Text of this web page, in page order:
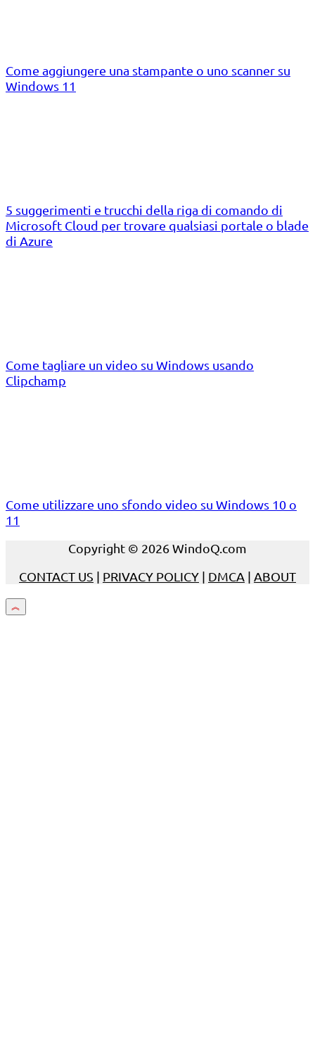
Come aggiungere una stampante o uno scanner su
Windows 11
5 suggerimenti e trucchi della riga di comando di
Microsoft Cloud per trovare qualsiasi portale o blade
di Azure
Come tagliare un video su Windows usando
Clipchamp
Come utilizzare uno sfondo video su Windows 10 o
11
Copyright © 2026 WindoQ.com
CONTACT US | PRIVACY POLICY | DMCA | ABOUT